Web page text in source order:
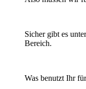
Sicher gibt es
Bereich.
Was benutzt Ihr